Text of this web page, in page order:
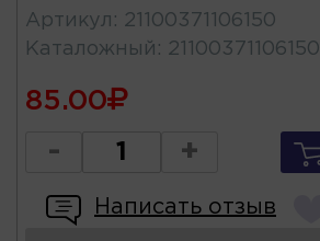
Артикул : 21100371106150
Каталожный : 21100371106150
85.00
- +
Написать отзыв